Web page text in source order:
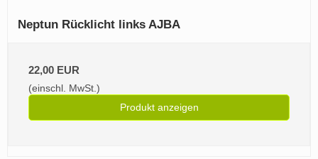
Neptun Rücklicht links AJBA
22,00 EUR
(einschl. MwSt.)
Produkt anzeigen